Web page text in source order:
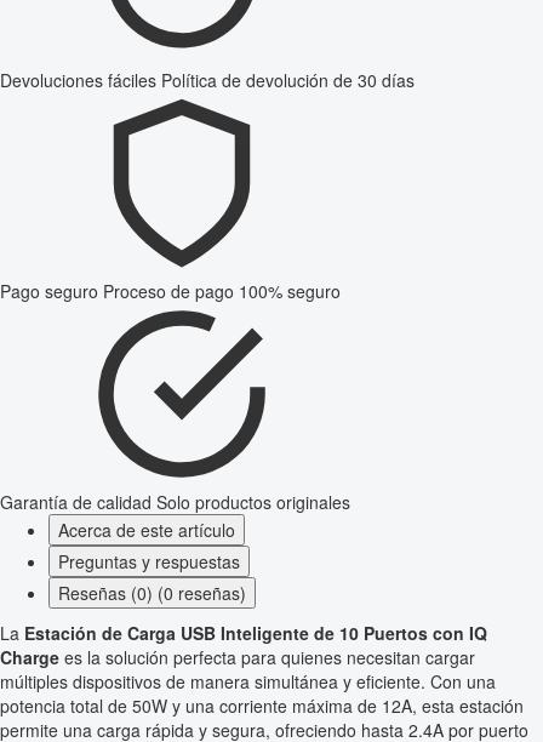
Devoluciones fáciles Política de devolución de 30 días
Pago seguro Proceso de pago 100% seguro
Garantía de calidad Solo productos originales
Acerca de este artículo
Preguntas y respuestas
Reseñas (0) (0 reseñas)
La Estación de Carga USB Inteligente de 10 Puertos con IQ
Charge es la solución perfecta para quienes necesitan cargar
múltiples dispositivos de manera simultánea y eficiente. Con una
potencia total de 50W y una corriente máxima de 12A, esta estación
permite una carga rápida y segura, ofreciendo hasta 2.4A por puerto